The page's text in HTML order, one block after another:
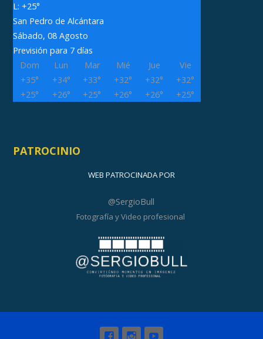
L: +25°
San Pedro de Alcántara
Sábado, 08 Agosto
Previsión para 7 días
Dom
Lun Mar Mié Jue
Vie
+35° +34° +33° +32° +32° +32°
+25° +26° +25° +26° +26° +25°
PATROCINIO
WEB PATROCINADA POR
@SergioBull
Fotografía y Video profesional